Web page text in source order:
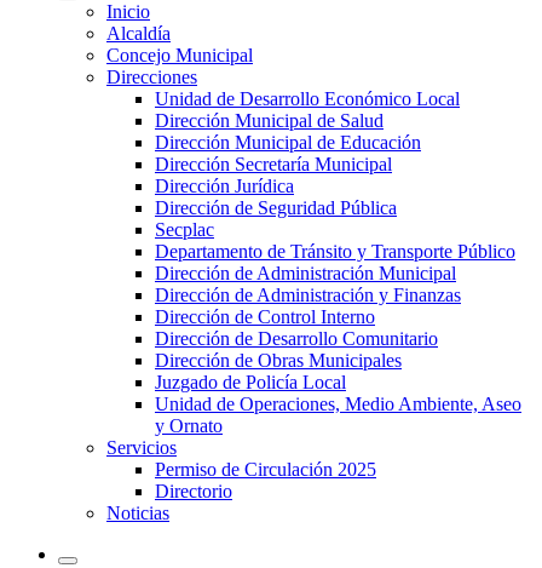
Inicio
Alcaldía
Concejo Municipal
Direcciones
Unidad de Desarrollo Económico Local
Dirección Municipal de Salud
Dirección Municipal de Educación
Dirección Secretaría Municipal
Dirección Jurídica
Dirección de Seguridad Pública
Secplac
Departamento de Tránsito y Transporte Público
Dirección de Administración Municipal
Dirección de Administración y Finanzas
Dirección de Control Interno
Dirección de Desarrollo Comunitario
Dirección de Obras Municipales
Juzgado de Policía Local
Unidad de Operaciones, Medio Ambiente, Aseo
y Ornato
Servicios
Permiso de Circulación 2025
Directorio
Noticias